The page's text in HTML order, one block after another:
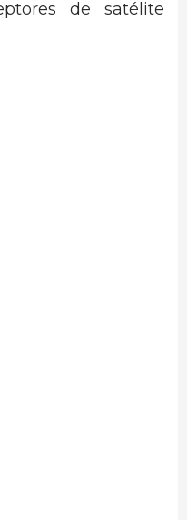
de satélite